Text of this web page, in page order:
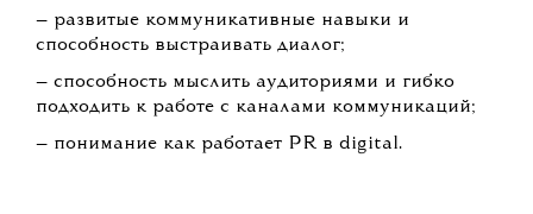
— развитые коммуникативные навыки и
способность выстраивать диалог;
— способность мыслить аудиториями и гибко
подходить к работе с каналами коммуникаций;
— понимание как работает PR в digital.